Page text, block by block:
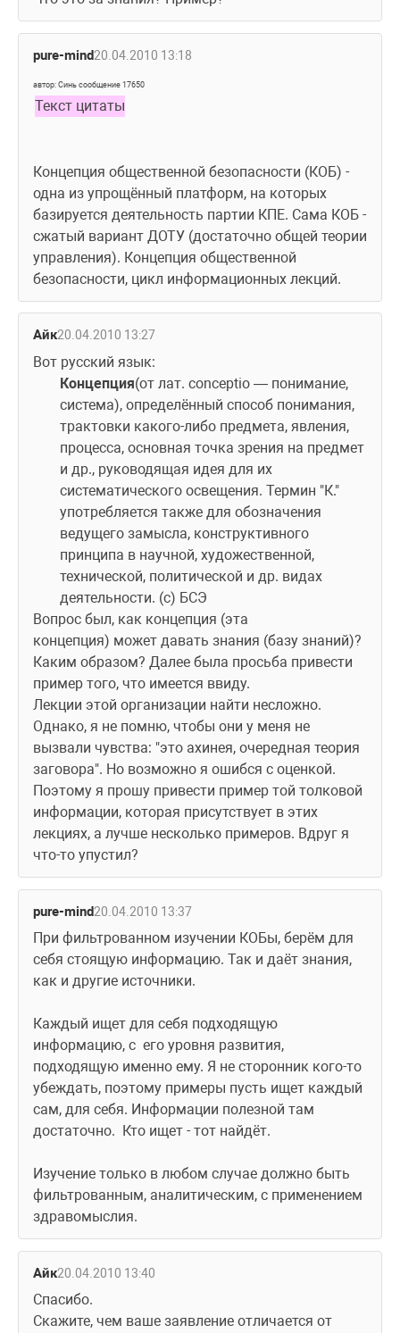
pure-mind20.04.2010 13:18
автор: Синь сообщение 17650
Текст цитаты
Концепция общественной безопасности (КОБ) -
одна из упрощённый платформ, на которых
базируется деятельность партии КПЕ. Сама КОБ -
сжатый вариант ДОТУ (достаточно общей теории
управления). Концепция общественной
безопасности, цикл информационных лекций.
Айк20.04.2010 13:27
Вот русский язык:
Концепция(от лат. conceptio — понимание,
система), определённый способ понимания,
трактовки какого-либо предмета, явления,
процесса, основная точка зрения на предмет
и др., руководящая идея для их
систематического освещения. Термин "К."
употребляется также для обозначения
ведущего замысла, конструктивного
принципа в научной, художественной,
технической, политической и др. видах
деятельности. (с) БСЭ
Вопрос был, как концепция (эта
концепция) может давать знания (базу знаний)?
Каким образом? Далее была просьба привести
пример того, что имеется ввиду.
Лекции этой организации найти несложно.
Однако, я не помню, чтобы они у меня не
вызвали чувства: "это ахинея, очередная теория
заговора". Но возможно я ошибся с оценкой.
Поэтому я прошу привести пример той толковой
информации, которая присутствует в этих
лекциях, а лучше несколько примеров. Вдруг я
что-то упустил?
pure-mind20.04.2010 13:37
При фильтрованном изучении КОБы, берём для
себя стоящую информацию. Так и даёт знания,
как и другие источники.
Каждый ищет для себя подходящую
информацию, с  его уровня развития,
подходящую именно ему. Я не сторонник кого-то
убеждать, поэтому примеры пусть ищет каждый
сам, для себя. Информации полезной там
достаточно.  Кто ищет - тот найдёт.
Изучение только в любом случае должно быть
фильтрованным, аналитическим, с применением
здравомыслия.
Айк20.04.2010 13:40
Спасибо.
Скажите, чем ваше заявление отличается от